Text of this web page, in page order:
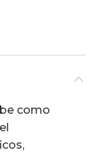
como